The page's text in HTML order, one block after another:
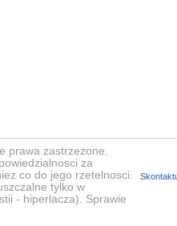
prawa zastrzezone.
za
co do jego rzetelnosci.
tylko w
- hiperlacza). Sprawie